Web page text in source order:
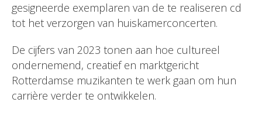
gesigneerde exemplaren van de te realiseren cd
tot het verzorgen van huiskamerconcerten.
De cijfers van 2023 tonen aan hoe cultureel
ondernemend, creatief en marktgericht
Rotterdamse muzikanten te werk gaan om hun
carrière verder te ontwikkelen.